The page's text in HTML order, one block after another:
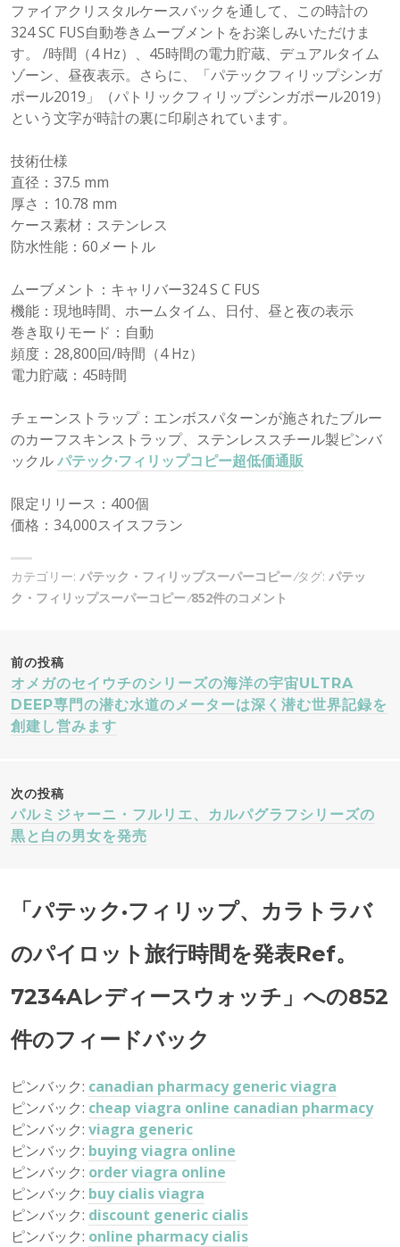
ファイアクリスタルケースバックを通して、この時計の
324 SC FUS自動巻きムーブメントをお楽しみいただけま
す。 /時間（4 Hz）、45時間の電力貯蔵、デュアルタイム
ゾーン、昼夜表示。さらに、「パテックフィリップシンガ
ポール2019」（パトリックフィリップシンガポール2019）
という文字が時計の裏に印刷されています。
技術仕様
直径：37.5 mm
厚さ：10.78 mm
ケース素材：ステンレス
防水性能：60メートル
ムーブメント：キャリバー324 S C FUS
機能：現地時間、ホームタイム、日付、昼と夜の表示
巻き取りモード：自動
頻度：28,800回/時間（4 Hz）
電力貯蔵：45時間
チェーンストラップ：エンボスパターンが施されたブルー
のカーフスキンストラップ、ステンレススチール製ピンバ
ックルパテック·フィリップコピー超低価通販
限定リリース：400個
価格：34,000スイスフラン
カテゴリー: パテック・フィリップスーパーコピー タグ: パテッ
ク・フィリップスーパーコピー 852件のコメント
投
稿
ビ
ゲ
シ
ョ
ン
前の投稿
オメガのセイウチのシリーズの海洋の宇宙ULTRA
DEEP専門の潜む水道のメーターは深く潜む世界記録を
創建し営みます
次の投稿
パルミジャーニ・フルリエ、カルパグラフシリーズの
黒と白の男女を発売
「パテック·フィリップ、カラトラバ
のパイロット旅行時間を発表Ref。
7234Aレディースウォッチ 」への852
件のフィードバック
ピンバック: canadian pharmacy generic viagra
ピンバック: cheap viagra online canadian pharmacy
ピンバック: viagra generic
ピンバック: buying viagra online
ピンバック: order viagra online
ピンバック: buy cialis viagra
ピンバック: discount generic cialis
ピンバック: online pharmacy cialis